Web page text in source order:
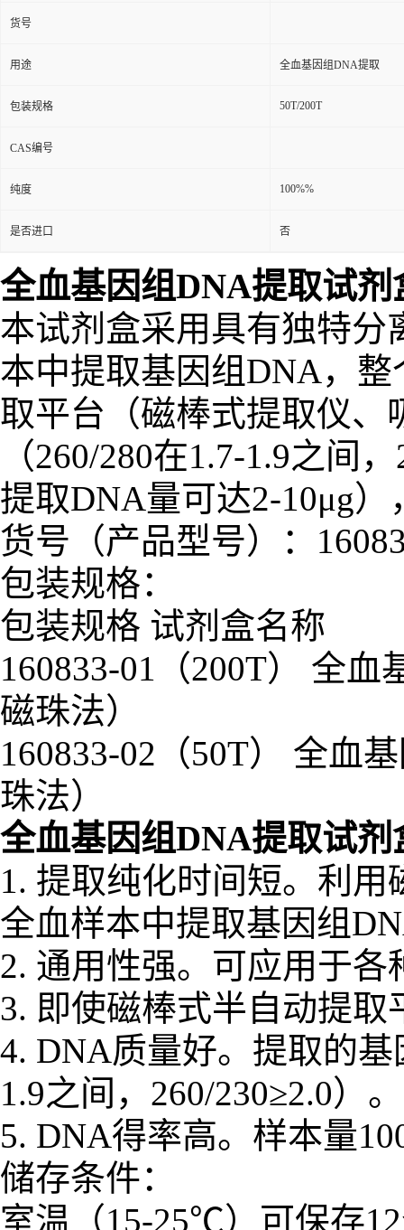
货号
用途 全血基因组DNA提取
包装规格 50T/200T
CAS编号
纯度 100%%
是否进口 否
全血基因组DNA提取试
本试剂盒采用具有独特分
本中提取基因组DNA，
取平台（磁棒式提取仪
（260/280在1.7-1.9之间
提取DNA量可达2-10μg
货号（产品型号）：
包装规格：
包装规格 试剂盒名称
160833-01（200T） 全
磁珠法）
160833-02（50T） 全血
珠法）
全血基因组DNA提取试
1. 提取纯化时间短。利
全血样本中提取基因组
2. 通用性强。可应用于
3. 即使磁棒式半自动提
4. DNA质量好。提取的
1.9之间，260/230≥2.0）。
5. DNA得率高。样本量
储存条件：
室温（15-25℃）可保存